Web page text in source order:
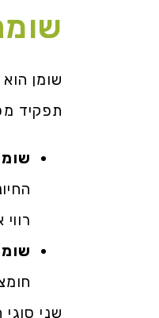
שומן
תפקיד
חומצות שומן
שני